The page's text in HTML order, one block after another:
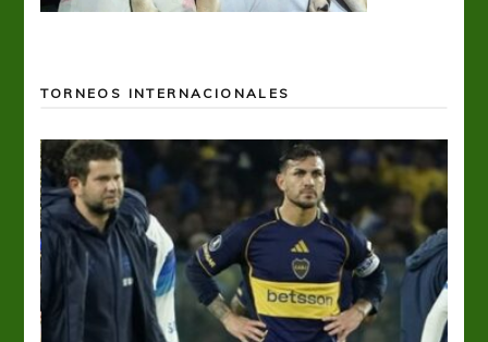
TORNEOS INTERNACIONALES